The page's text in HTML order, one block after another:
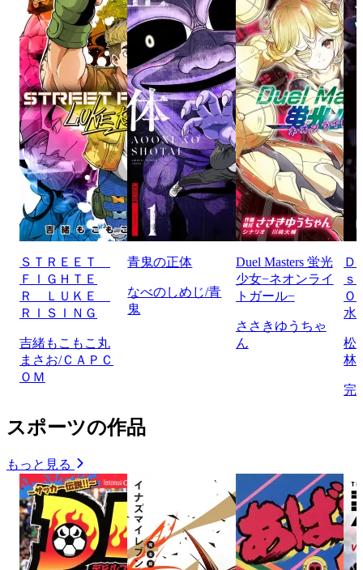
ＳＴＲＥＥＴ
ＦＩＧＨＴＥ
Ｒ ＬＵＫＥ
ＲＩＳＩＮＧ
吉緒もこもこ丸
まさお/ＣＡＰＣ
ＯＭ
青鬼の正体
なべのしめじ/青
鬼
Duel Masters 蛍光
少女−ネオンライ
トガール−
ささきゆうちゃ
ん
Ｄ
Ｏ
水
松
林
完
スポーツの作品
もっと見る